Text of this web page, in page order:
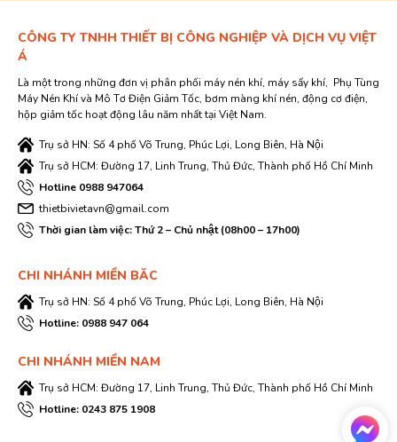
CÔNG TY TNHH THIẾT BỊ CÔNG NGHIỆP VÀ DỊCH VỤ VIỆT
Á
Là một trong những đơn vị phân phối máy nén khí, máy sấy khí, Phụ Tùng
Máy Nén Khí và Mô Tơ Điện Giảm Tốc, bơm màng khí nén, động cơ điện,
hộp giảm tốc hoạt động lâu năm nhất tại Việt Nam.
Trụ sở HN: Số 4 phố Võ Trung, Phúc Lợi, Long Biên, Hà Nội
Trụ sở HCM: Đường 17, Linh Trung, Thủ Đức, Thành phố Hồ Chí Minh
Hotline 0988 947064
thietbivietavn@gmail.com
Thời gian làm việc: Thứ 2 – Chủ nhật (08h00 – 17h00)
CHI NHÁNH MIỀN BĂC
Trụ sở HN: Số 4 phố Võ Trung, Phúc Lợi, Long Biên, Hà Nội
Hotline: 0988 947 064
CHI NHÁNH MIỀN NAM
Trụ sở HCM: Đường 17, Linh Trung, Thủ Đức, Thành phố Hồ Chí Minh
Hotline: 0243 875 1908